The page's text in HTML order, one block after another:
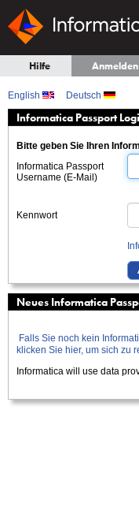
Hilfe Anmelden
English Deutsch
Informatica Passport
Bitte geben Sie Ihren
Informatica Passport
Username (E-Mail)
Kennwort
Neues Informatica
Falls Sie noch kein
klicken Sie hier, um sich zu
Informatica will use data